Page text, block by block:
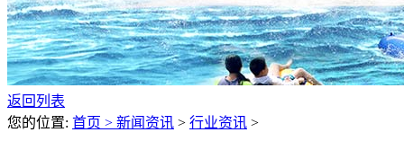
返回列表
您的位置: 首页 > 新闻资讯 > 行业资讯 >